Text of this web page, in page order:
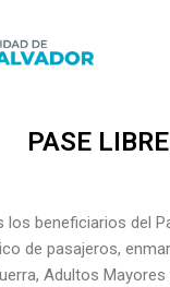
PASE LIBRE
beneficiarios del
de pasajeros,
Adultos